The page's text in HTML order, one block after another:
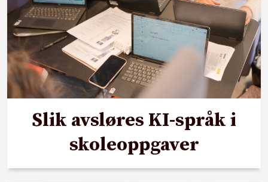
Slik avsløres KI-språk i
skoleoppgaver